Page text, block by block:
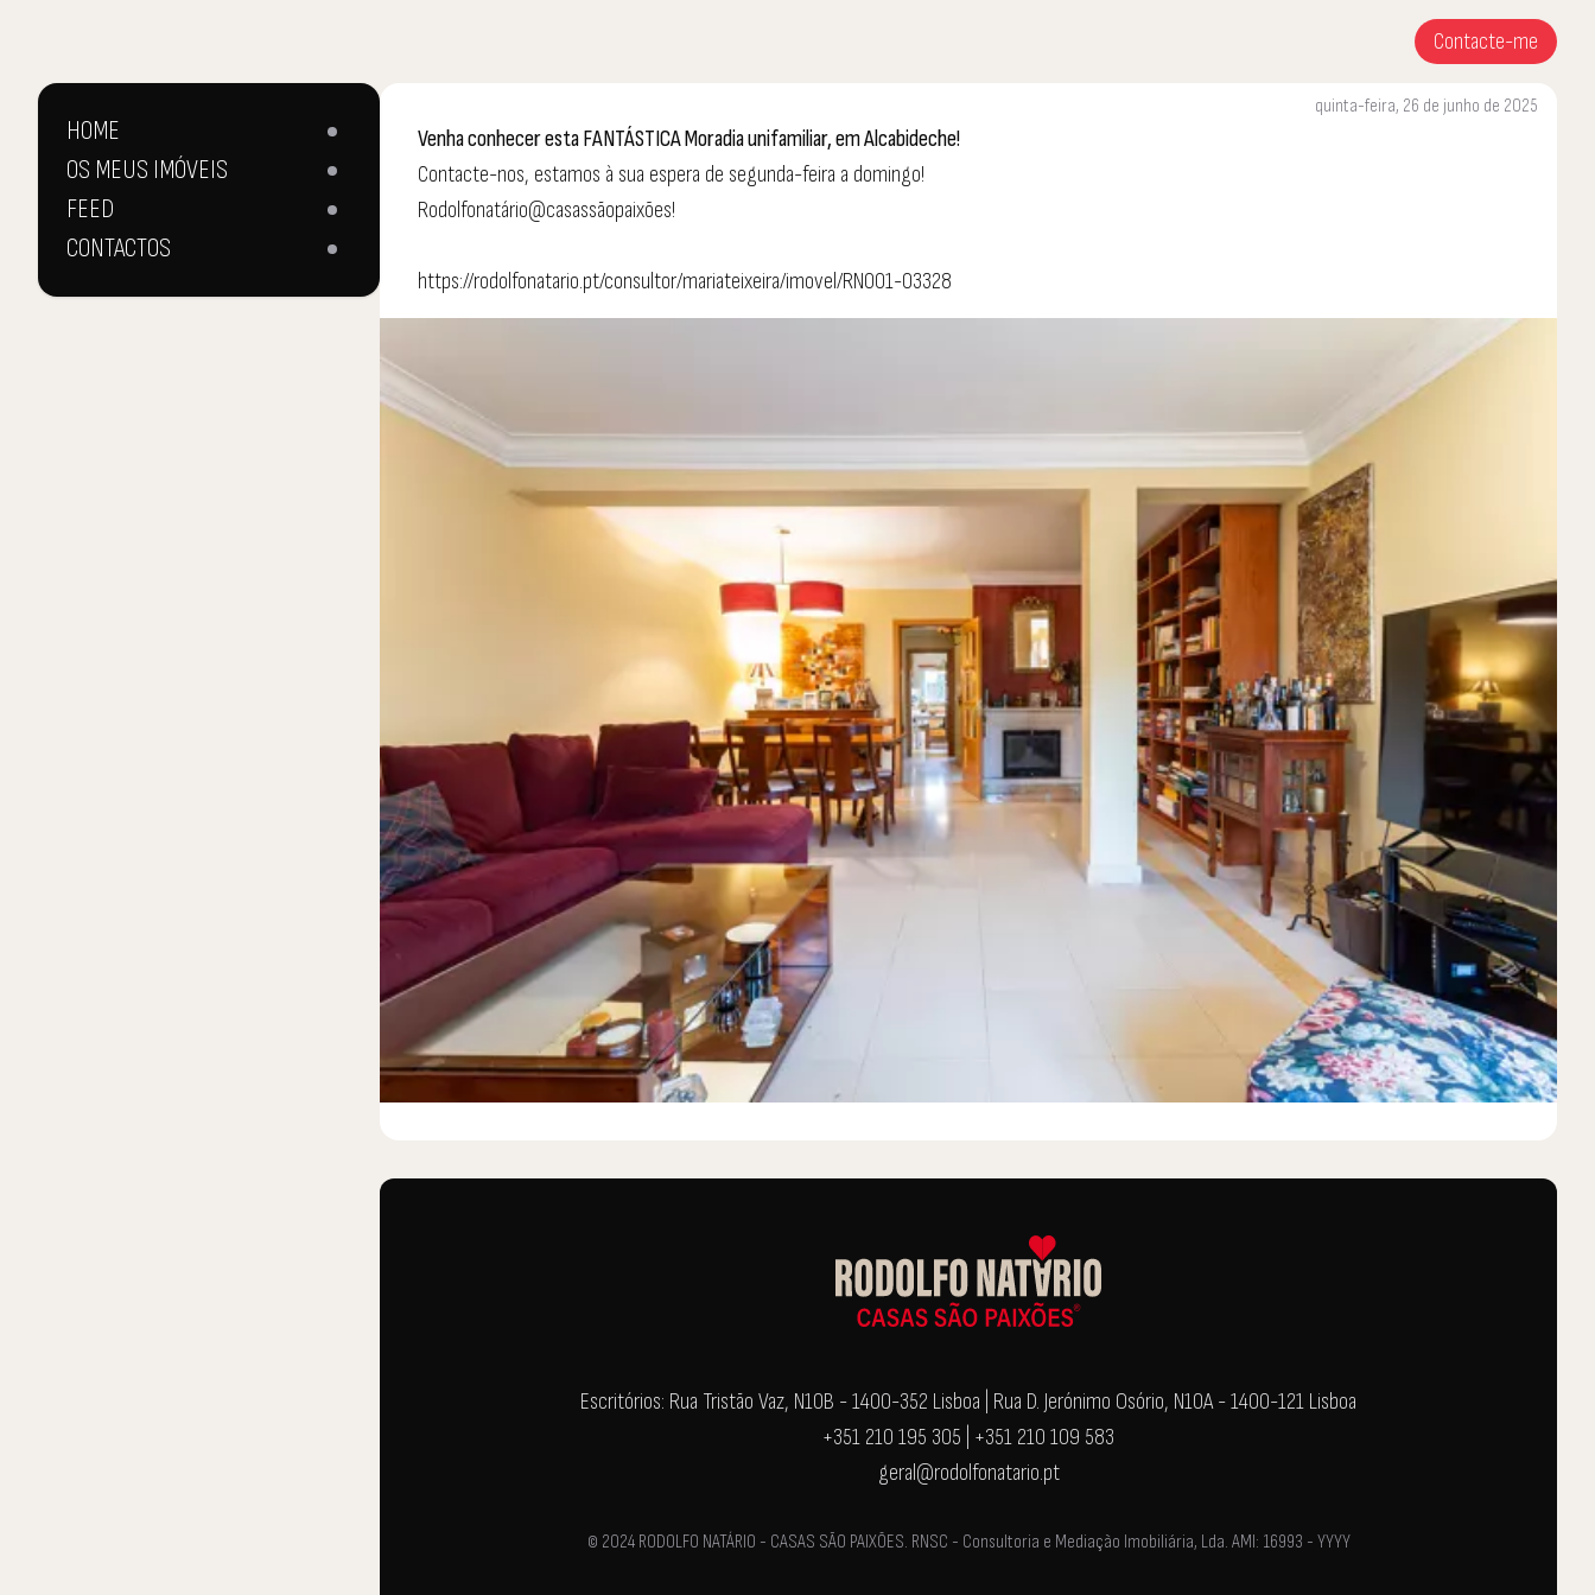
Contacte-me
HOME
OS MEUS IMÓVEIS
FEED
CONTACTOS
quinta-feira, 26 de junho de 2025
Venha conhecer esta FANTÁSTICA Moradia unifamiliar, em Alcabideche!
Contacte-nos, estamos à sua espera de segunda-feira a domingo!
Rodolfonatário@casassãopaixões!
https://rodolfonatario.pt/consultor/mariateixeira/imovel/RN001-03328
Escritórios: Rua Tristão Vaz, N10B - 1400-352 Lisboa | Rua D. Jerónimo Osório, N10A - 1400-121 Lisboa
+351 210 195 305 | +351 210 109 583
geral@rodolfonatario.pt
© 2024 RODOLFO NATÁRIO - CASAS SÃO PAIXÕES. RNSC - Consultoria e Mediação Imobiliária, Lda. AMI: 16993 - YYYY